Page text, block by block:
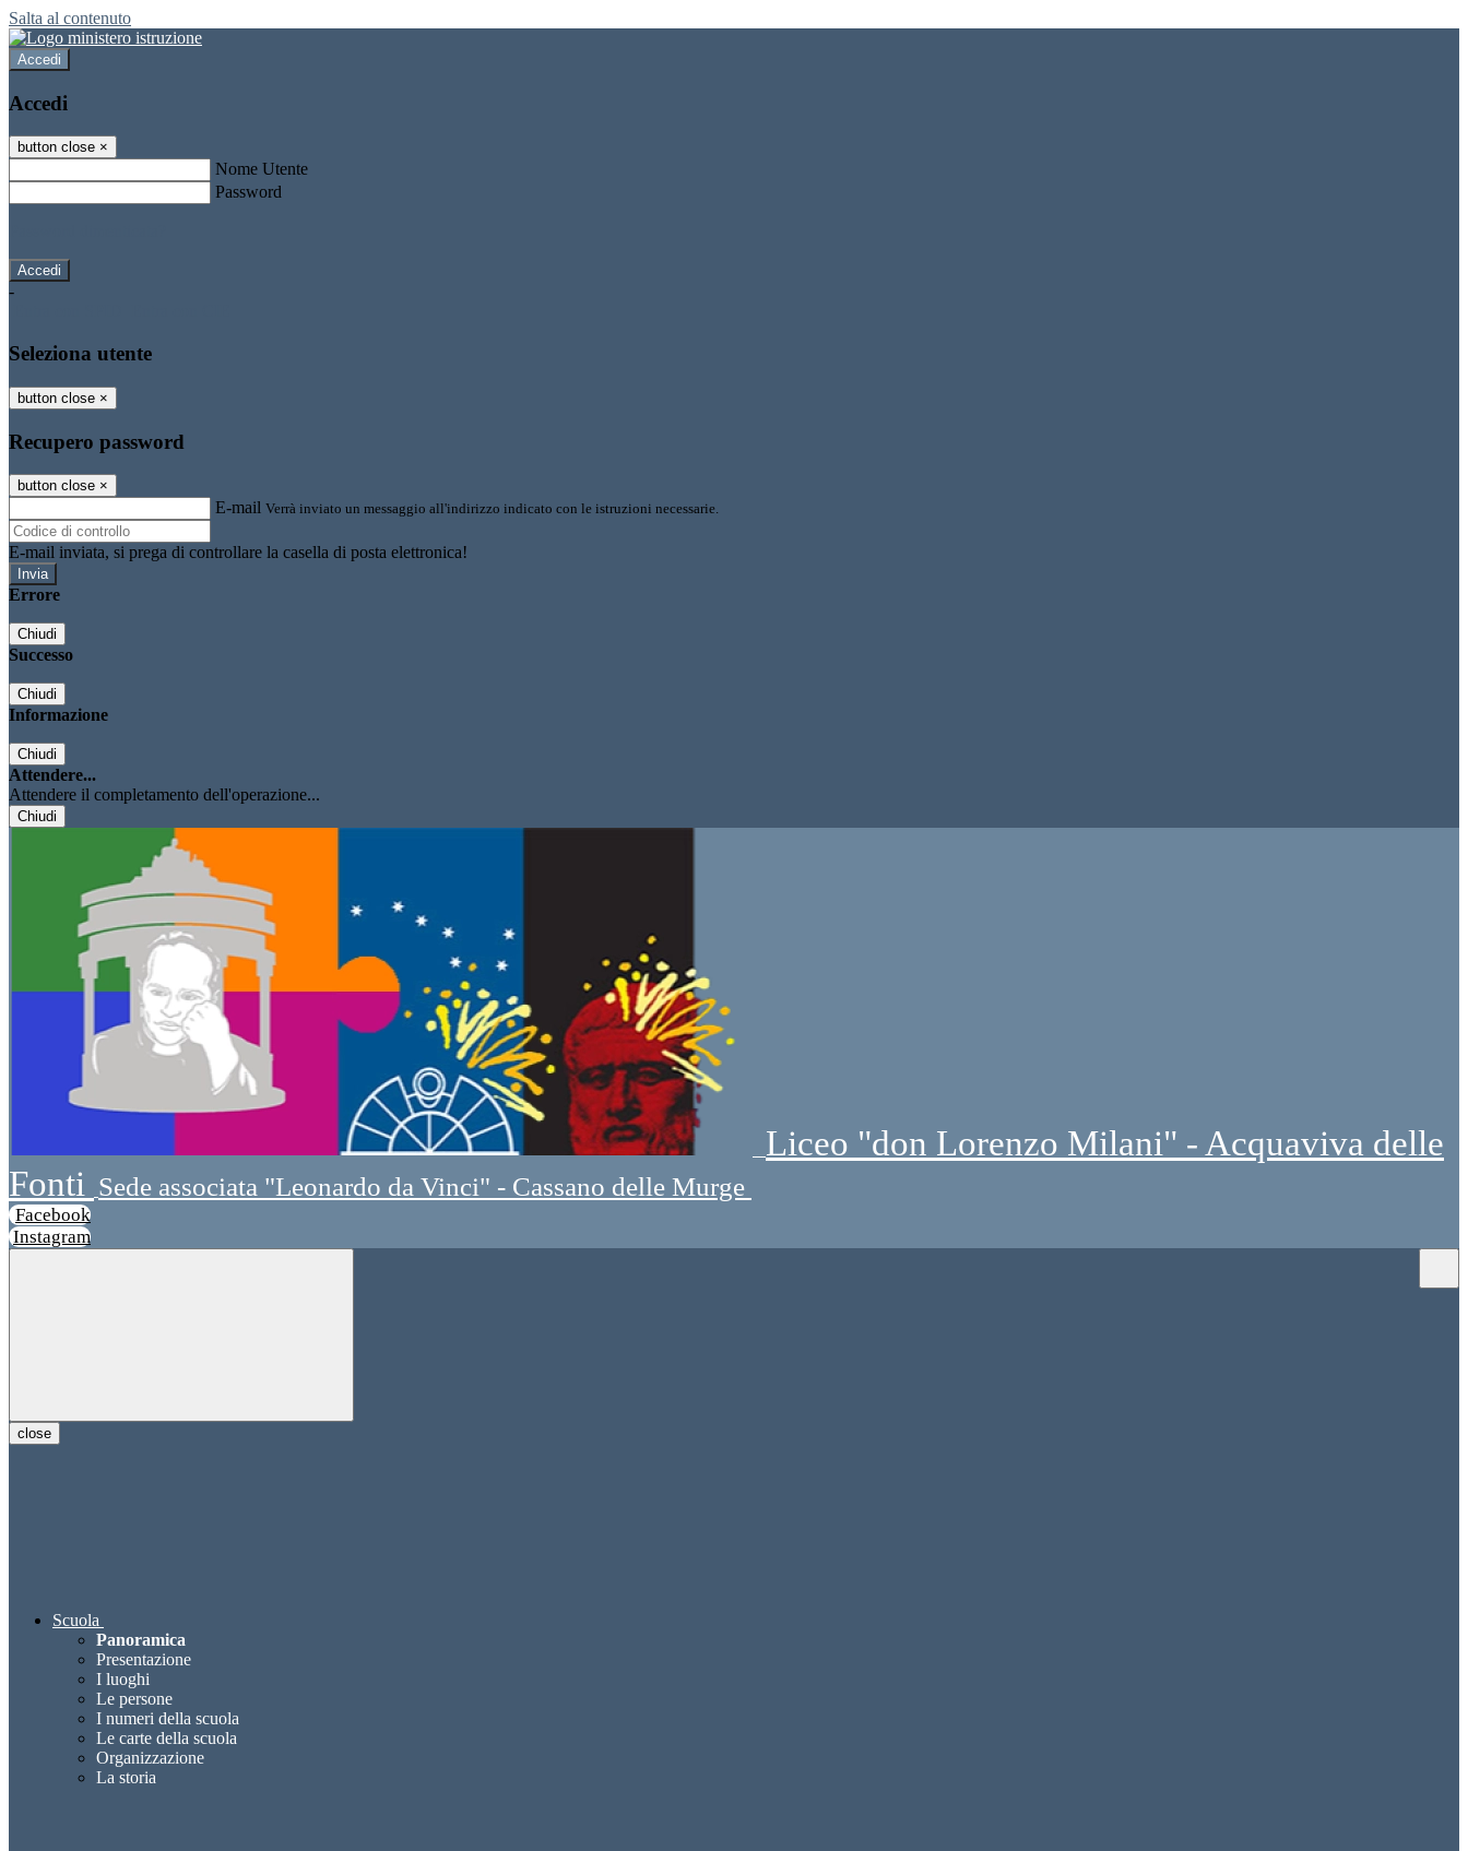
Salta al contenuto
Accedi
Accedi
button close ×
Nome Utente
Password
-
Seleziona utente
button close ×
Recupero password
button close ×
E-mail Verrà inviato un messaggio all'indirizzo indicato con le istruzioni necessarie.
E-mail inviata, si prega di controllare la casella di posta elettronica!
Errore
Chiudi
Successo
Chiudi
Informazione
Chiudi
Attendere...
Attendere il completamento dell'operazione...
Chiudi
Liceo "don Lorenzo Milani" - Acquaviva delle
Fonti Sede associata "Leonardo da Vinci" - Cassano delle Murge
Facebook
Instagram
close
Scuola
Panoramica
Presentazione
I luoghi
Le persone
I numeri della scuola
Le carte della scuola
Organizzazione
La storia